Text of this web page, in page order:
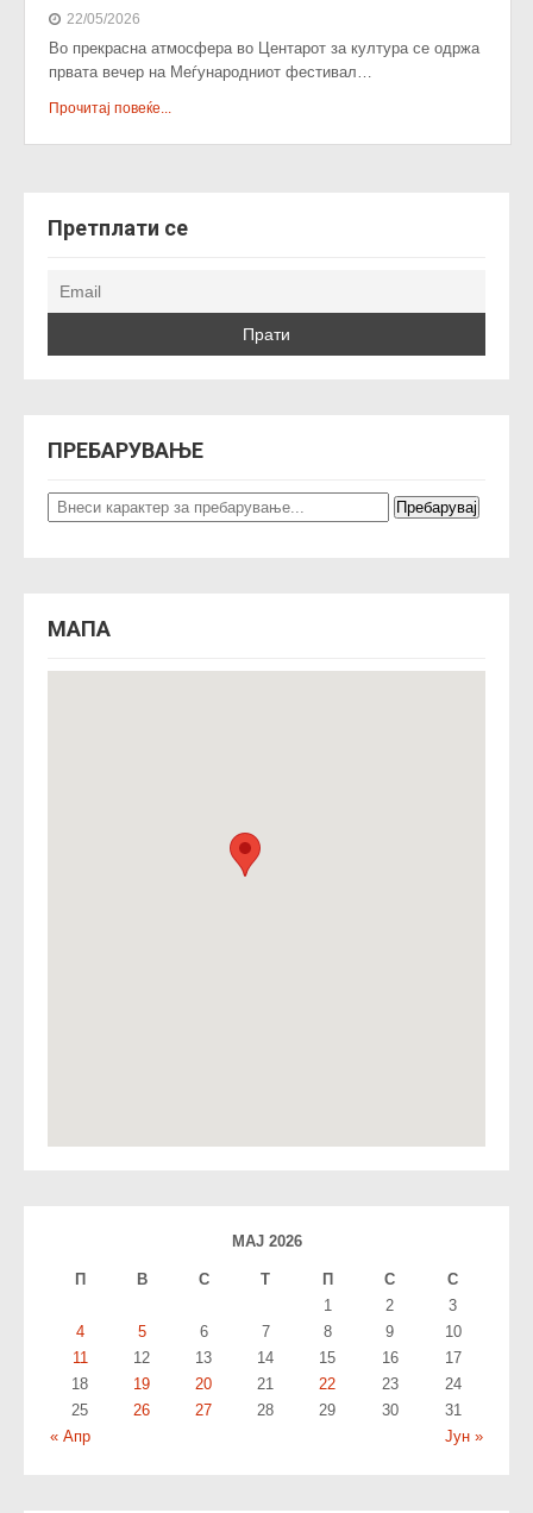
22/05/2026
Во прекрасна атмосфера во Центарот за култура се одржа
првата вечер на Меѓународниот фестивал…
Прочитај повеќе...
Претплати се
ПРЕБАРУВАЊЕ
МАПА
МАЈ 2026
П В С T П С С
« Апр Јун »
1 2
3
4
5 6 7 8 9
10
11
12 13 14 15 16
17
18
19 20 21 22 23
24
25
26 27 28 29 30 31